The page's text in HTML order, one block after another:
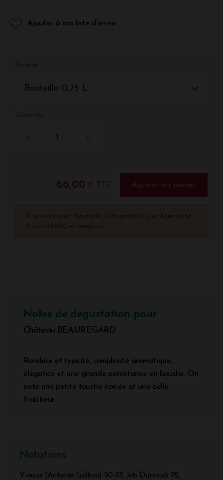
Ajouter à ma liste d'envie
Bouteille 0,75 L
66,00 € TTC Ajouter au panier
Notes de dégustation pour
Château BEAUREGARD
Rondeur et typicité, complexité aromatique,
élégance et une grande persistance en bouche. On
note une petite touche épicée et une belle
fraîcheur.
Notations
Vinous (Antonio Galloni) 90-93, Jeb Dunnuck 92,